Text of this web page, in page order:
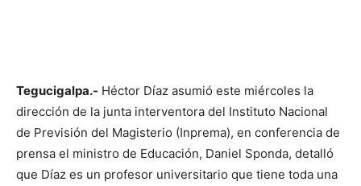
Tegucigalpa.- Héctor Díaz asumió este miércoles la
dirección de la junta interventora del Instituto Nacional
de Previsión del Magisterio (Inprema), en conferencia de
prensa el ministro de Educación, Daniel Sponda, detalló
que Díaz es un profesor universitario que tiene toda una